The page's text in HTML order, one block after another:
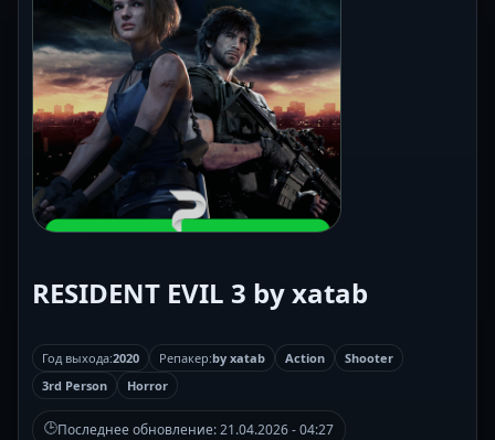
RESIDENT EVIL 3 by xatab
Год выхода:2020 Репакер:by xatab Action
Shooter
3rd Person
Horror
🕒Последнее обновление:21.04.2026 - 04:27